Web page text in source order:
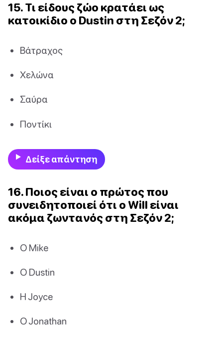
15. Τι είδους ζώο κρατάει ως
κατοικίδιο ο Dustin στη Σεζόν 2;
Βάτραχος
Χελώνα
Σαύρα
Ποντίκι
Δείξε απάντηση
16. Ποιος είναι ο πρώτος που
συνειδητοποιεί ότι ο Will είναι
ακόμα ζωντανός στη Σεζόν 2;
Ο Mike
Ο Dustin
Η Joyce
Ο Jonathan